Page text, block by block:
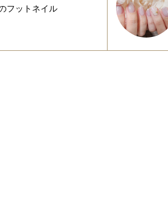
フットネイル